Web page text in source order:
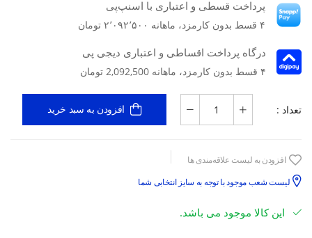
پرداخت قسطی و اعتباری با اسنپ‌پی
۴ قسط بدون کارمزد، ماهانه ۲٬۰۹۲٬۵۰۰ تومان
درگاه پرداخت اقساطی و اعتباری دیجی پی
۴ قسط بدون کارمزد، ماهانه 2,092,500 تومان
تعداد : افزودن به سبد خرید
افزودن به لیست علاقه‌مندی ها
لیست شعب موجود با توجه به سایز انتخابی شما
این کالا موجود می باشد.